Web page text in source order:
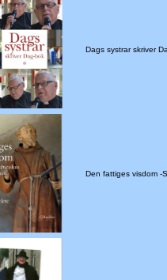
Dags systrar skriver
Den fattiges visdom -